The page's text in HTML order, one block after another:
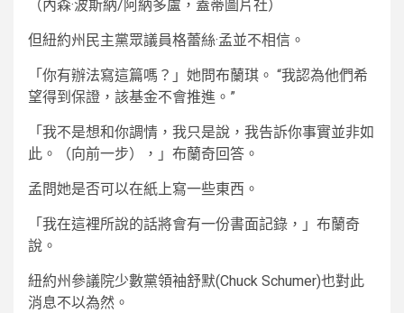
（內森·波斯納/阿納多盧，蓋蒂圖片社）
但紐約州民主黨眾議員格蕾絲·孟並不相信。
「你有辦法寫這篇嗎？」她問布蘭琪。 “我認為他們希
望得到保證，該基金不會推進。”
「我不是想和你調情，我只是說，我告訴你事實並非如
此。（向前一步），」布蘭奇回答。
孟問她是否可以在紙上寫一些東西。
「我在這裡所說的話將會有一份書面記錄，」布蘭奇
說。
紐約州參議院少數黨領袖舒默(Chuck Schumer)也對此
消息不以為然。